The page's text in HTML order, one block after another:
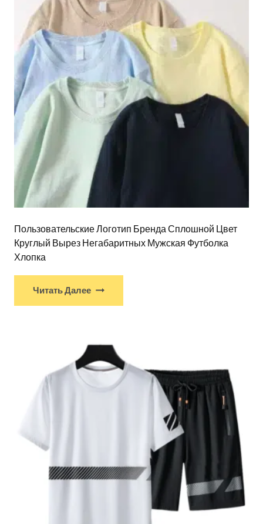
Пользовательские Логотип Бренда Сплошной Цвет
Круглый Вырез Негабаритных Мужская Футболка
Хлопка
Читать Далее